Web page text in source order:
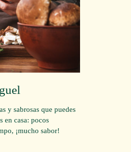
y sabrosas que puedes
en casa: pocos
¡mucho sabor!